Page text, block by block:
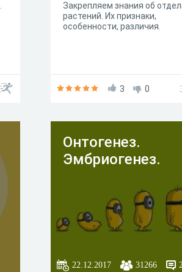
Закрепляем знания об
растений. Их признаки,
особенности, различия.
3 0
Онтогенез.
Эмбриогенез.
22.12.2017 31266 2